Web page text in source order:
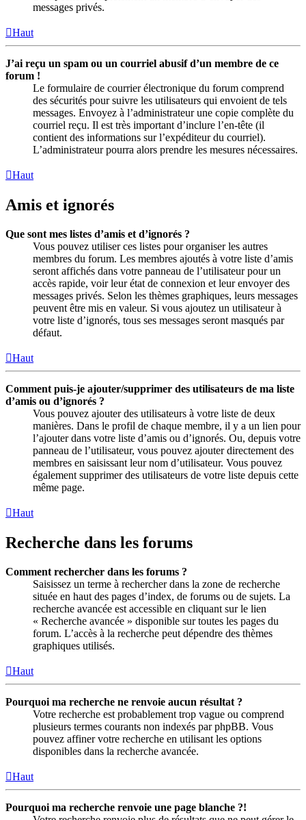
messages privés.
Haut
J’ai reçu un spam ou un courriel abusif d’un membre de ce
forum !
Le formulaire de courrier électronique du forum comprend
des sécurités pour suivre les utilisateurs qui envoient de tels
messages. Envoyez à l’administrateur une copie complète du
courriel reçu. Il est très important d’inclure l’en-tête (il
contient des informations sur l’expéditeur du courriel).
L’administrateur pourra alors prendre les mesures nécessaires.
Haut
Amis et ignorés
Que sont mes listes d’amis et d’ignorés ?
Vous pouvez utiliser ces listes pour organiser les autres
membres du forum. Les membres ajoutés à votre liste d’amis
seront affichés dans votre panneau de l’utilisateur pour un
accès rapide, voir leur état de connexion et leur envoyer des
messages privés. Selon les thèmes graphiques, leurs messages
peuvent être mis en valeur. Si vous ajoutez un utilisateur à
votre liste d’ignorés, tous ses messages seront masqués par
défaut.
Haut
Comment puis-je ajouter/supprimer des utilisateurs de ma liste
d’amis ou d’ignorés ?
Vous pouvez ajouter des utilisateurs à votre liste de deux
manières. Dans le profil de chaque membre, il y a un lien pour
l’ajouter dans votre liste d’amis ou d’ignorés. Ou, depuis votre
panneau de l’utilisateur, vous pouvez ajouter directement des
membres en saisissant leur nom d’utilisateur. Vous pouvez
également supprimer des utilisateurs de votre liste depuis cette
même page.
Haut
Recherche dans les forums
Comment rechercher dans les forums ?
Saisissez un terme à rechercher dans la zone de recherche
située en haut des pages d’index, de forums ou de sujets. La
recherche avancée est accessible en cliquant sur le lien
« Recherche avancée » disponible sur toutes les pages du
forum. L’accès à la recherche peut dépendre des thèmes
graphiques utilisés.
Haut
Pourquoi ma recherche ne renvoie aucun résultat ?
Votre recherche est probablement trop vague ou comprend
plusieurs termes courants non indexés par phpBB. Vous
pouvez affiner votre recherche en utilisant les options
disponibles dans la recherche avancée.
Haut
Pourquoi ma recherche renvoie une page blanche ?!